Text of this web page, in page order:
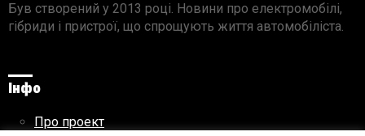
Був створений у 2013 році. Новини про електромобілі,
гібриди і пристрої, що спрощують життя автомобіліста.
Інфо
Про проект